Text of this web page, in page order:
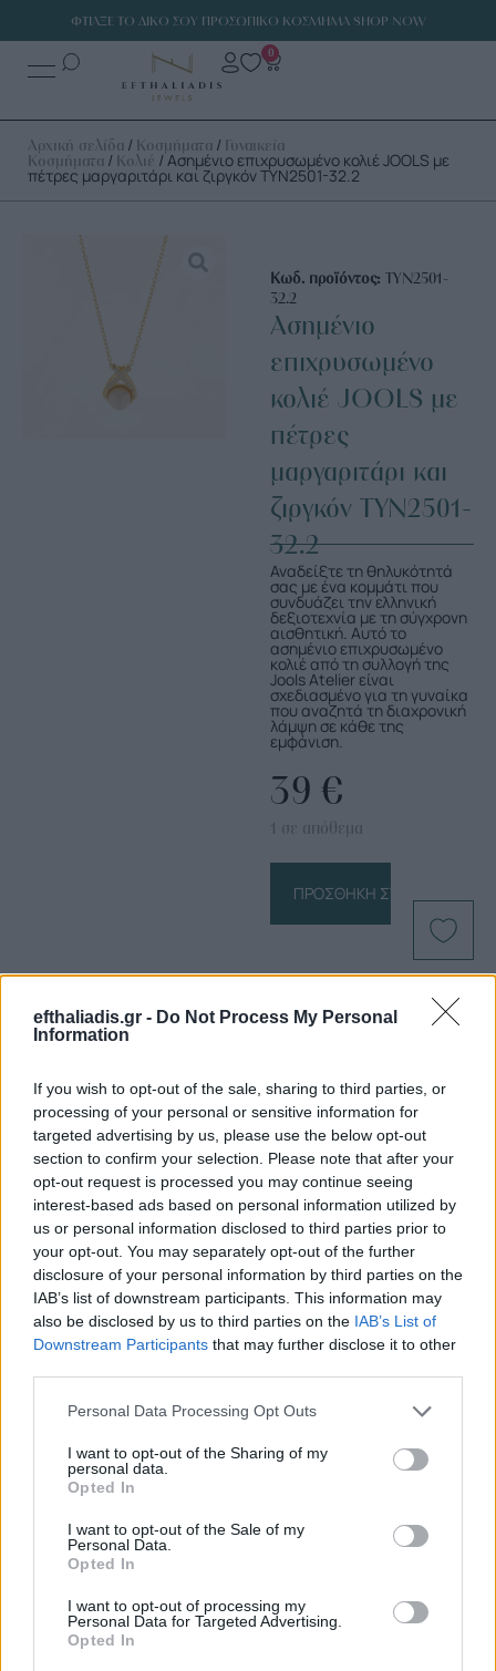
efthaliadis.gr - Do Not Process My Personal
Information
If you wish to opt-out of the sale, sharing to third parties, or
processing of your personal or sensitive information for
targeted advertising by us, please use the below opt-out
section to confirm your selection. Please note that after your
opt-out request is processed you may continue seeing
interest-based ads based on personal information utilized by
us or personal information disclosed to third parties prior to
your opt-out. You may separately opt-out of the further
disclosure of your personal information by third parties on the
IAB’s list of downstream participants. This information may
also be disclosed by us to third parties on the IAB’s List of
Downstream Participants that may further disclose it to other
Personal Data Processing Opt Outs
I want to opt-out of the Sharing of my
personal data.
Opted In
I want to opt-out of the Sale of my
Personal Data.
Opted In
I want to opt-out of processing my
Personal Data for Targeted Advertising.
Opted In
ΦΤΙΑΞΕ ΤΟ ΔΙΚΟ ΣΟΥ ΠΡΟΣΩΠΙΚΟ ΚΟΣΜΗΜΑ SHOP NOW
0
Αρχική σελίδα / Κοσμήματα / Γυναικεία
Κοσμήματα / Κολιέ / Ασημένιο επιχρυσωμένο κολιέ JOOLS με
πέτρες μαργαριτάρι και ζιργκόν TYN2501-32.2
Κωδ. προϊόντος: TYN2501-
32.2
Ασημένιο
επιχρυσωμένο
κολιέ JOOLS με
πέτρες
μαργαριτάρι και
ζιργκόν TYN2501-
32.2
Αναδείξτε τη θηλυκότητά
σας με ένα κομμάτι που
συνδυάζει την ελληνική
δεξιοτεχνία με τη σύγχρονη
αισθητική. Αυτό το
ασημένιο επιχρυσωμένο
κολιέ από τη συλλογή της
Jools Atelier είναι
σχεδιασμένο για τη γυναίκα
που αναζητά τη διαχρονική
λάμψη σε κάθε της
εμφάνιση.
39 €
1 σε απόθεμα
ΠΡΟΣΘΉΚΗ ΣΤΟ ΚΑΛΆΘΙ
Προϊόντος
Επιλογές Που Ταιριάζουν
Ανακαλύψτε τα κοσμήματα που αγαπήθηκαν περισσότερο!
Εδώ θα βρείτε τις κορυφαίες επιλογές που ξεχωρίζουν για
το μοναδικό τους στυλ και την εξαιρετική τους ποιότητα.